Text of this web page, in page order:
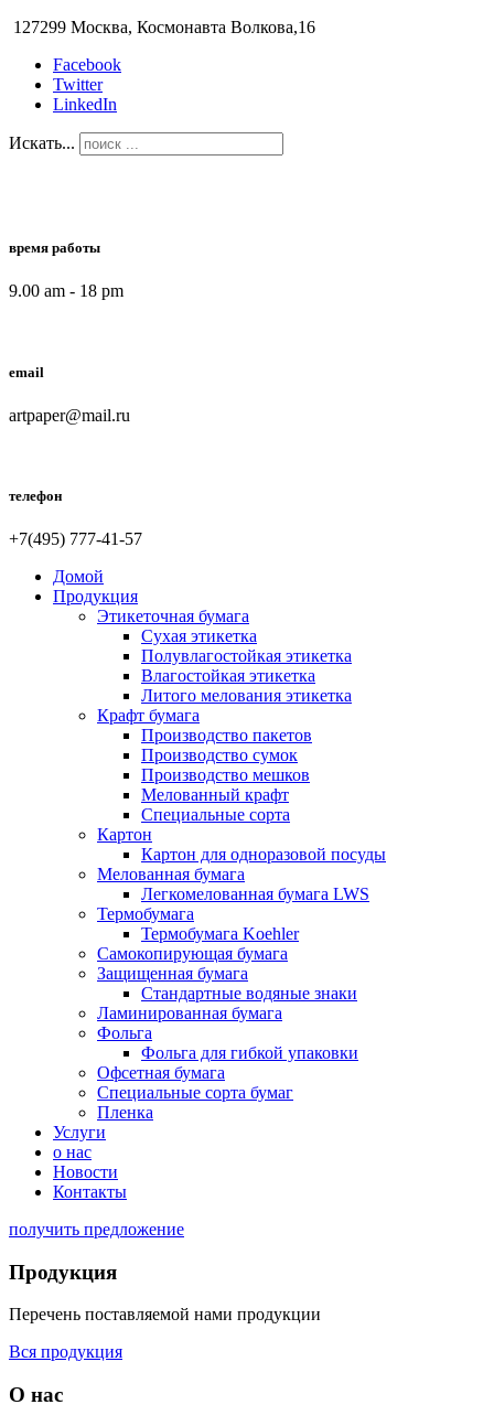
127299 Москва, Космонавта Волкова,16
Facebook
Twitter
LinkedIn
Искать...
время работы
9.00 am - 18 pm
email
artpaper@mail.ru
телефон
+7(495) 777-41-57
Домой
Продукция
Этикеточная бумага
Сухая этикетка
Полувлагостойкая этикетка
Влагостойкая этикетка
Литого мелования этикетка
Крафт бумага
Производство пакетов
Производство сумок
Производство мешков
Мелованный крафт
Специальные сорта
Картон
Картон для одноразовой посуды
Мелованная бумага
Легкомелованная бумага LWS
Термобумага
Термобумага Koehler
Самокопирующая бумага
Защищенная бумага
Стандартные водяные знаки
Ламинированная бумага
Фольга
Фольга для гибкой упаковки
Офсетная бумага
Специальные сорта бумаг
Пленка
Услуги
о нас
Новости
Контакты
получить предложение
Продукция
Перечень поставляемой нами продукции
Вся продукция
О нас